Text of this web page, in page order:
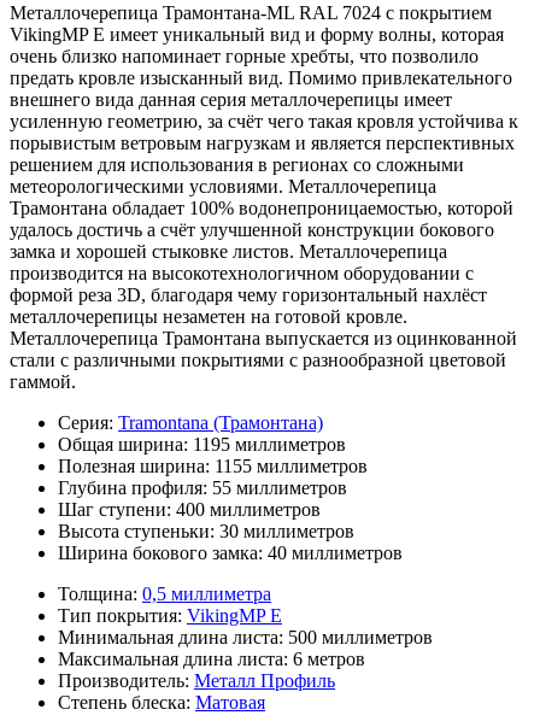
Металлочерепица Трамонтана-ML RAL 7024 с покрытием
VikingMP E имеет уникальный вид и форму волны, которая
очень близко напоминает горные хребты, что позволило
предать кровле изысканный вид. Помимо привлекательного
внешнего вида данная серия металлочерепицы имеет
усиленную геометрию, за счёт чего такая кровля устойчива к
порывистым ветровым нагрузкам и является перспективных
решением для использования в регионах со сложными
метеорологическими условиями. Металлочерепица
Трамонтана обладает 100% водонепроницаемостью, которой
удалось достичь а счёт улучшенной конструкции бокового
замка и хорошей стыковке листов. Металлочерепица
производится на высокотехнологичном оборудовании с
формой реза 3D, благодаря чему горизонтальный нахлёст
металлочерепицы незаметен на готовой кровле.
Металлочерепица Трамонтана выпускается из оцинкованной
стали с различными покрытиями с разнообразной цветовой
гаммой.
Серия: Tramontana (Трамонтана)
Общая ширина: 1195 миллиметров
Полезная ширина: 1155 миллиметров
Глубина профиля: 55 миллиметров
Шаг ступени: 400 миллиметров
Высота ступеньки: 30 миллиметров
Ширина бокового замка: 40 миллиметров
Толщина: 0,5 миллиметра
Тип покрытия: VikingMP E
Минимальная длина листа: 500 миллиметров
Максимальная длина листа: 6 метров
Производитель: Металл Профиль
Степень блеска: Матовая